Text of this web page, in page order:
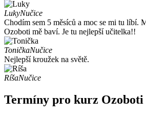
LukyNučice
Chodím sem 5 měsíců a moc se mi tu líbí.
Ozoboti mě baví. Je tu nejlepší učitelka!!
ToničkaNučice
Nejlepší kroužek na světě.
RíšaNučice
Termíny pro kurz Ozoboti